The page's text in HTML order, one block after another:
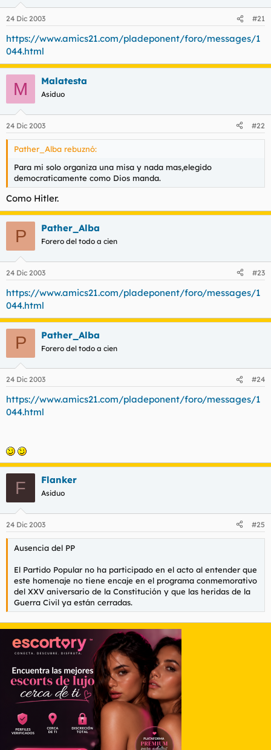
24 Dic 2003 #21
https://www.amics21.com/pladeponent/foro/messages/1
044.html
M Malatesta
Asiduo
24 Dic 2003 #22
Pather_Alba rebuznó:
Para mi solo organiza una misa y nada mas,elegido
democraticamente como Dios manda.
Como Hitler.
P Pather_Alba
Forero del todo a cien
24 Dic 2003 #23
https://www.amics21.com/pladeponent/foro/messages/1
044.html
P Pather_Alba
Forero del todo a cien
24 Dic 2003 #24
https://www.amics21.com/pladeponent/foro/messages/1
044.html
F Flanker
Asiduo
24 Dic 2003 #25
Ausencia del PP
El Partido Popular no ha participado en el acto al entender que
este homenaje no tiene encaje en el programa conmemorativo
del XXV aniversario de la Constitución y que las heridas de la
Guerra Civil ya están cerradas.